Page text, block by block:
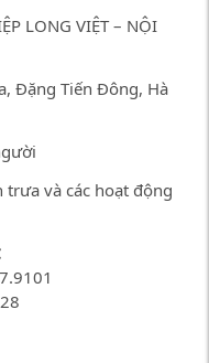
LONG VIỆT – NỘI
Đặng Tiến Đông, Hà
trưa và các hoạt động